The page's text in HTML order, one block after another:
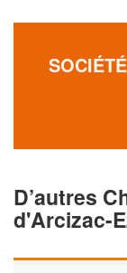
D’autres
d'Arcizac-